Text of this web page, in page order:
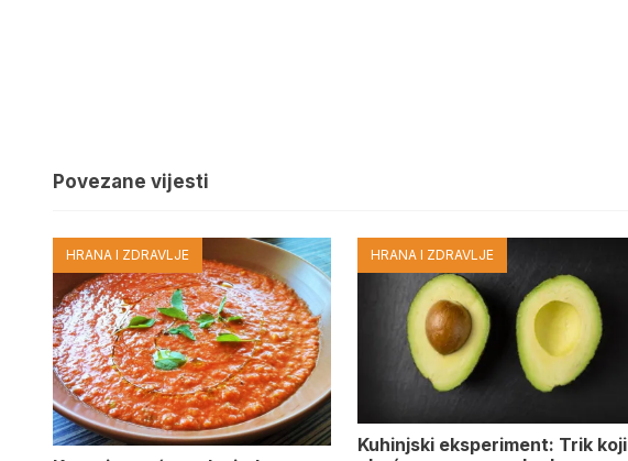
Povezane vijesti
HRANA I ZDRAVLJE HRANA I ZDRAVLJE
Kuhinjski eksperiment: Trik koji